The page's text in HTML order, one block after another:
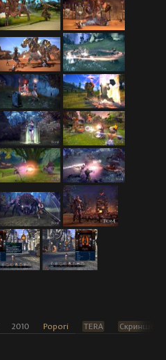
2010 Popori TERA Скриншоты